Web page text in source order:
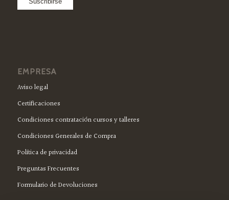
EMPRESA
Aviso legal
Certificaciones
Condiciones contratación cursos y talleres
Condiciones Generales de Compra
Política de privacidad
Preguntas Frecuentes
Formulario de Devoluciones